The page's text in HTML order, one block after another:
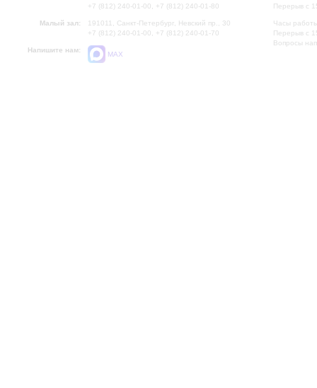
+7 (812) 240-01-00, +7 (812) 240-01-80
Малый зал:
191011, Санкт-Петербург, Невский пр., 30
+7 (812) 240-01-00, +7 (812) 240-01-70
Напишите нам:
MAX
Перерыв с
Часы
Перерыв с
Вопросы